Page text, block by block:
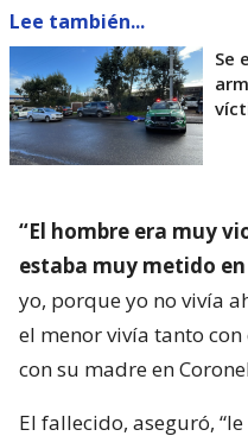
Lee también...
Se
“El hombre era muy
estaba muy metido
yo, porque yo no vivía
el menor vivía tanto
con su madre en
El fallecido, aseguró,